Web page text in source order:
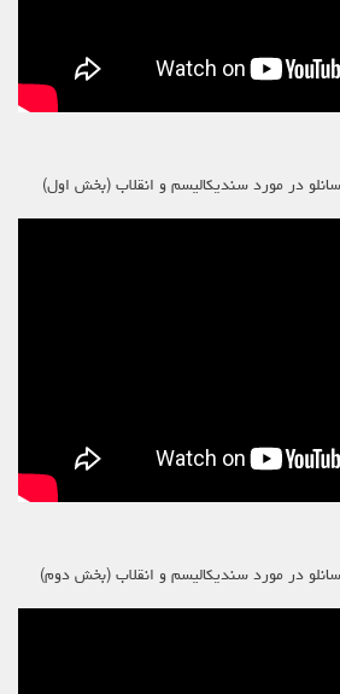
در مورد سندیکالیسم و انقلاب (بخش اول)
در مورد سندیکالیسم و انقلاب (بخش دوم)